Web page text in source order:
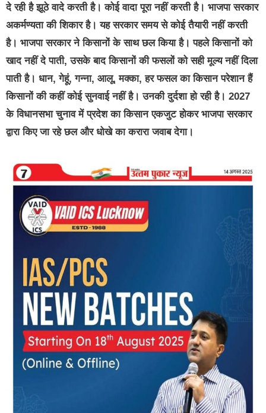
दे रही है झूठे वादे करती है। कोई वादा पूरा नहीं करती है। भाजपा सरकार
अकर्मण्यता की शिकार है। यह सरकार समय से कोई तैयारी नहीं करती
है। भाजपा सरकार ने किसानों के साथ छल किया है। पहले किसानों को
खाद नहीं दे पाती, उसके बाद किसानों की फसलों को सही मूल्य नहीं दिला
पाती है। धान, गेहूं, गन्ना, आलू, मक्का, हर फसल का किसान परेशान हैं
किसानों की कहीं कोई सुनवाई नहीं है। उनकी दुर्दशा हो रही है। 2027
के विधानसभा चुनाव में प्रदेश का किसान एकजुट होकर भाजपा सरकार
द्वारा किए जा रहे छल और धोखे का करारा जवाब देगा।